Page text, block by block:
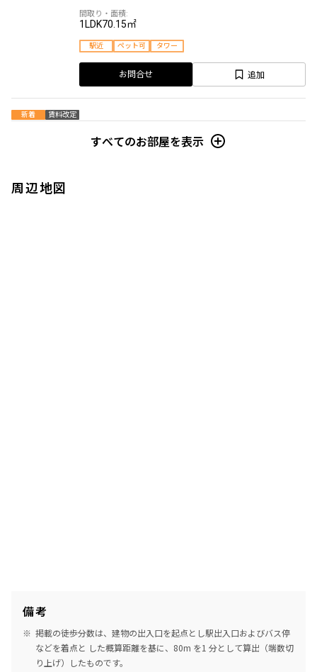
1LDK70.15㎡
駅近 ペット可 タワー
お問合せ 追加
新着 賃料改定
14階 1404
すべてのお部屋を表示
周辺地図
備考
掲載の徒歩分数は、建物の出入口を起点とし駅出入口およびバス停
などを着点と した概算距離を基に、80m を1 分として算出（端数切
り上げ）したものです。